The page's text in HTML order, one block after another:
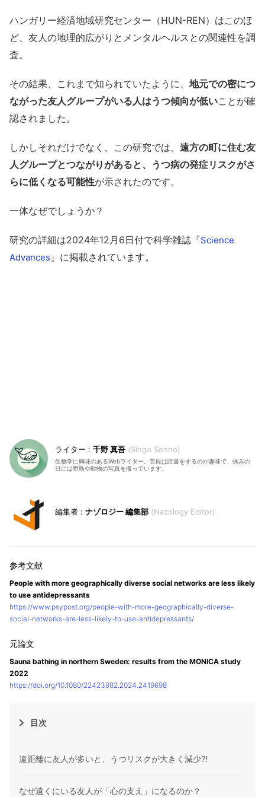
ハンガリー経済地域研究センター（HUN-REN）はこのほ
ど、友人の地理的広がりとメンタルヘルスとの関連性を調
査。
その結果、これまで知られていたように、 地元での密につ
ながった友人グループがいる人はうつ傾向が低いことが確
認されました。
しかしそれだけでなく、この研究では、 遠方の町に住む友
人グループとつながりがあると、うつ病の発症リスクがさ
らに低くなる可能性が示されたのです。
一体なぜでしょうか？
研究の詳細は2024年12月6日付で科学雑誌『Science
Advances 』に掲載されています。
千野 真吾 Singo Senno
生物学に興味のあるWebライター。普段は読書をするのが趣味で、休みの
日には野鳥や動物の写真を撮っています。
ナゾロジー 編集部 Nazology Editor
People with more geographically diverse social networks are less likely
to use antidepressants
https://www.psypost.org/people-with-more-geographically-diverse-
social-networks-are-less-likely-to-use-antidepressants/
Sauna bathing in northern Sweden: results from the MONICA study
2022
https://doi.org/10.1080/22423982.2024.2419698
目次
遠距離に友人が多いと、うつリスクが大きく減少⁈
なぜ遠くにいる友人が「心の支え」になるのか？